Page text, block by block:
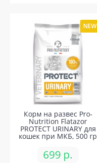
NEW
Корм на развес Pro-
Nutrition Flatazor
PROTECT URINARY для
кошек при МКБ, 500 гр
699 р.